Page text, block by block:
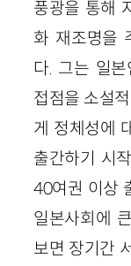
풍광을 통해
화 재조명을
다. 그는 일본
접점을 소설
게 정체성에
출간하기 시
40여권 이상
일본사회에
보면 장기간